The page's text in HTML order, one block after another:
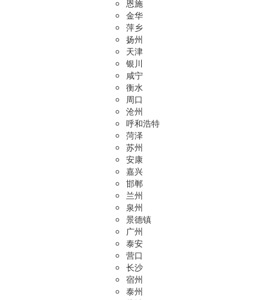
恩施
金华
萍乡
扬州
天津
银川
咸宁
衡水
周口
沧州
呼和浩特
菏泽
苏州
安康
嘉兴
邯郸
兰州
泉州
景德镇
广州
泰安
营口
长沙
宿州
泰州